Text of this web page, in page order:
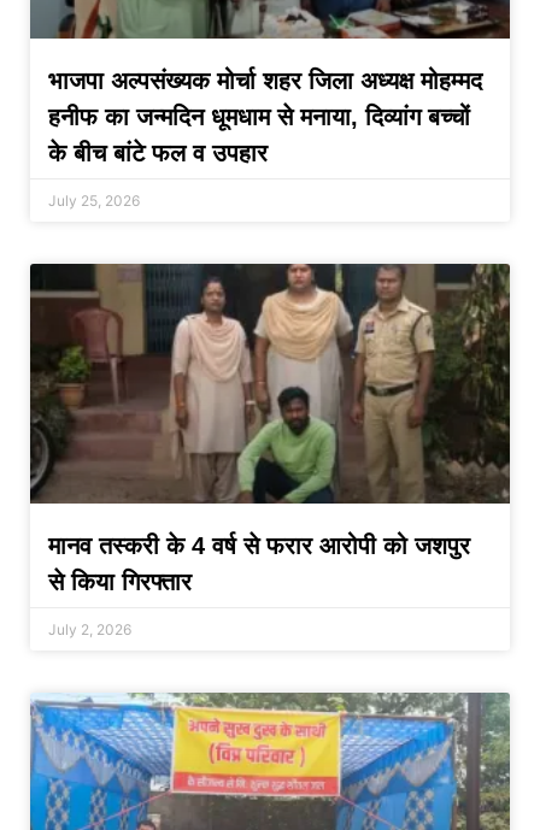
भाजपा अल्पसंख्यक मोर्चा शहर जिला अध्यक्ष मोहम्मद
हनीफ का जन्मदिन धूमधाम से मनाया, दिव्यांग बच्चों
के बीच बांटे फल व उपहार
July 25, 2026
मानव तस्करी के 4 वर्ष से फरार आरोपी को जशपुर
से किया गिरफ्तार
July 2, 2026